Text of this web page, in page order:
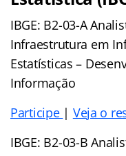
IBGE: B2-03-A
Infraestrutura em
Estatísticas –
Informação
Participe | Veja o
IBGE: B2-03-B